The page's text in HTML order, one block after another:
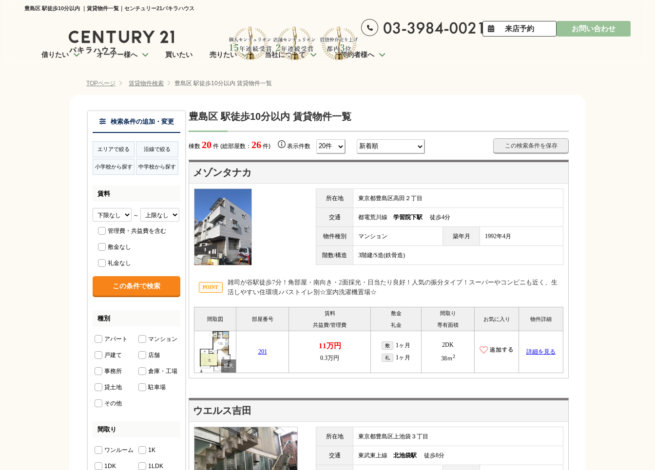
豊島区 駅徒歩10分以内 ｜賃貸物件一覧｜センチュリー21パキラハウス
来店予約 お問い合わせ
借りたい オーナー様へ 買いたい 売りたい 当社について ご契約者様へ
TOPページ 賃貸物件検索 豊島区 駅徒歩10分以内 賃貸物件一覧
豊島区 駅徒歩10分以内 賃貸物件一覧
棟数 20 件 (総部屋数： 26 件) 表示件数 この検索条件を保存
メゾンタナカ
所在地 東京都豊島区高田２丁目
交通 都電荒川線 学習院下駅 徒歩4分
物件種別 マンション 築年月 1992年4月
階数/構造 3階建/S造(鉄骨造)
雑司が谷駅徒歩7分！角部屋・南向き・2面採光・日当たり良好！人気の振分タイプ！スーパーやコンビニも近く、生
活しやすい住環境♪バストイレ別☆室内洗濯機置場☆
間取図 部屋番号
賃料
共益費/管理費
敷金
礼金
間取り
専有面積
お気に入り 物件詳細
201
11万円
0.3万円
敷 1ヶ月
礼 1ヶ月
2DK
38ｍ2
詳細を見る
ウエルス吉田
所在地 東京都豊島区上池袋３丁目
交通 東武東上線 北池袋駅 徒歩8分
検索条件の追加・変更
エリアで絞る 沿線で絞る
小学校から探す 中学校から探す
賃料
～
管理費・共益費を含む
敷金なし
礼金なし
種別
アパート マンション
戸建て 店舗
事務所 倉庫・工場
貸土地 駐車場
その他
間取り
ワンルーム 1K
1DK 1LDK